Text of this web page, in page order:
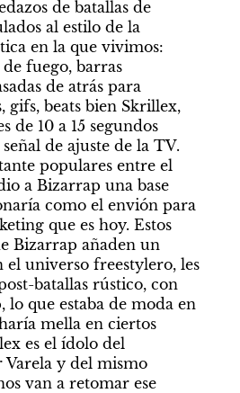
de batallas de
al estilo de la
en la que vivimos:
fuego, barras
de atrás para
gifs, beats bien Skrillex,
de 10 a 15 segundos
de ajuste de la TV.
populares entre el
a Bizarrap una base
como el envión para
que es hoy. Estos
Bizarrap añaden un
el universo freestylero, les
batallas rústico, con
lo que estaba de moda en
mella en ciertos
es el ídolo del
y del mismo
van a retomar ese